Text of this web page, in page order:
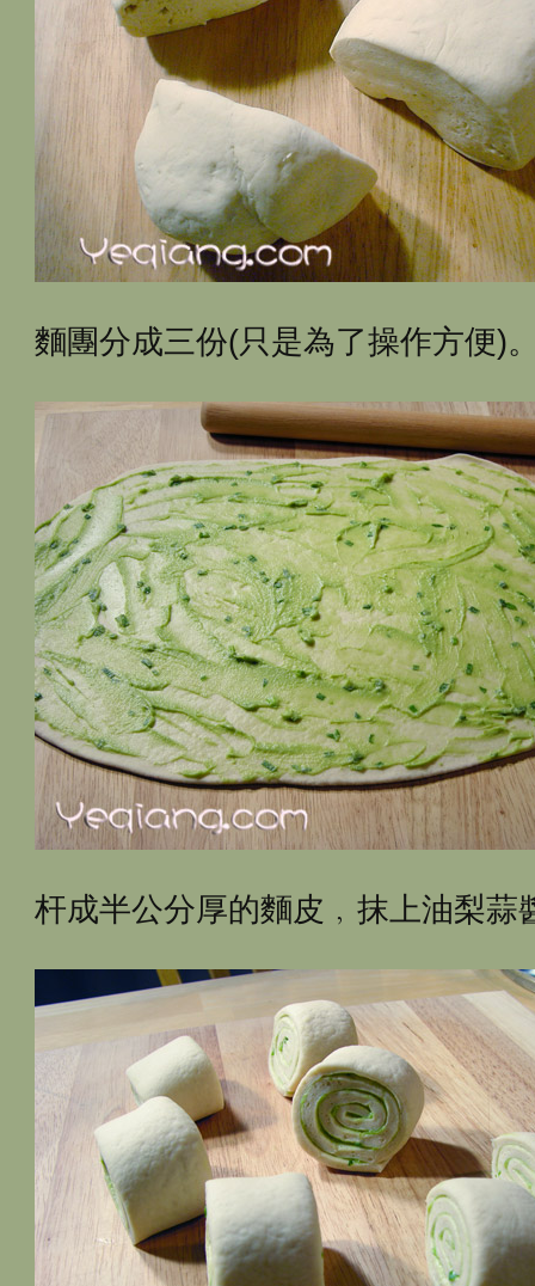
麵團分成三份(只是為了操作方便)
杆成半公分厚的麵皮﹐抹上油梨蒜